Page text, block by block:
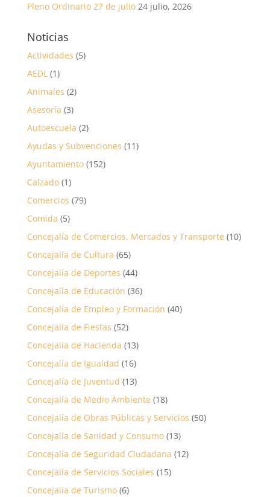
Pleno Ordinario 27 de julio 24 julio, 2026
Noticias
Actividades (5)
AEDL(1)
Animales (2)
Asesoría (3)
Autoescuela (2)
Ayudas y Subvenciones (11)
Ayuntamiento(152)
Calzado(1)
Comercios (79)
Comida (5)
Concejalía de Comercios, Mercados y Transporte (10)
Concejalía de Cultura (65)
Concejalía de Deportes (44)
Concejalía de Educación (36)
Concejalía de Empleo y Formación (40)
Concejalía de Fiestas (52)
Concejalía de Hacienda (13)
Concejalía de Igualdad (16)
Concejalía de Juventud (13)
Concejalía de Medio Ambiente (18)
Concejalía de Obras Públicas y Servicios (50)
Concejalía de Sanidad y Consumo(13)
Concejalía de Seguridad Ciudadana (12)
Concejalía de Servicios Sociales (15)
Concejalía de Turismo(6)